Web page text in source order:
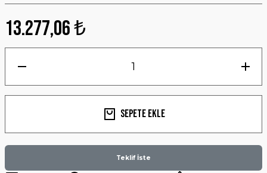
13.277,06 ₺
Sepete Ekle
Teklif İste